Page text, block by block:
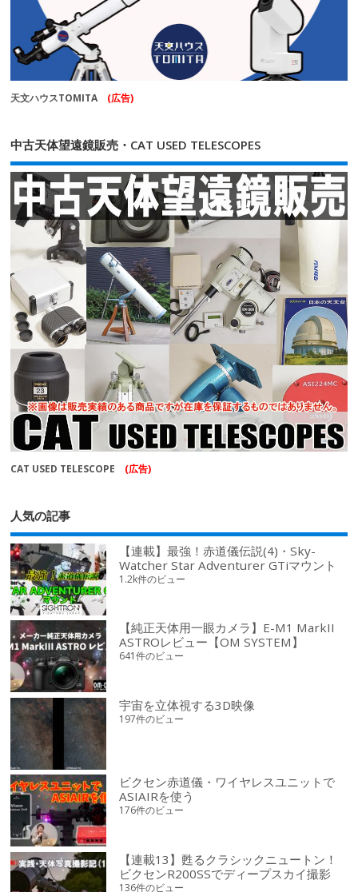
天文ハウスTOMITA (広告)
中古天体望遠鏡販売・CAT USED TELESCOPES
CAT USED TELESCOPE (広告)
人気の記事
【連載】最強！赤道儀伝説(4)・Sky-
Watcher Star Adventurer GTiマウント
1.2k件のビュー
【純正天体用一眼カメラ】E-M1 MarkII
ASTROレビュー【OM SYSTEM】
641件のビュー
宇宙を立体視する3D映像
197件のビュー
ビクセン赤道儀・ワイヤレスユニットで
ASIAIRを使う
176件のビュー
【連載13】甦るクラシックニュートン！
ビクセンR200SSでディープスカイ撮影
136件のビュー